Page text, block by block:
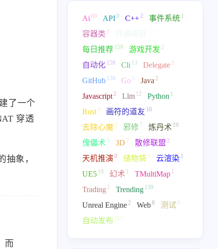
了一个
穿透
象，
而
Ai 69 API0 C++ 2 事件系统 1
容器类 1
每日推荐 159 游戏开发 2
自动化 159 Cli 13 Delegate 1
GitHub 159 Go 8 Java 2
Javascript 2 Llm 12 Python 1
Rust4 画符的道友 10
去除心魔 2 邪修 7 炼丹术 19
傀儡术3 3D 7 散修联盟 2
天机推演 0 储物袋0 云渲染 1
UE5 19 幻术 1 TMultiMap 1
Trading 2 Trending 159
Unreal Engine 2 Web8 测试0
自动发布 217